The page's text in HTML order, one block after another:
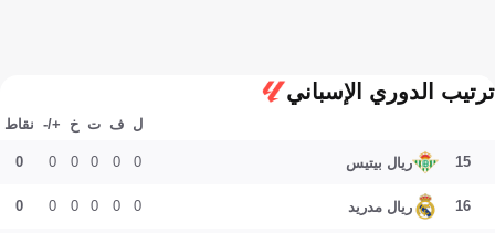
ترتيب الدوري الإسباني
ل ف ت خ +/- نقاط
15 ريال بيتيس 0
0
0
0
0
0
16 ريال مدريد 0
0
0
0
0
0